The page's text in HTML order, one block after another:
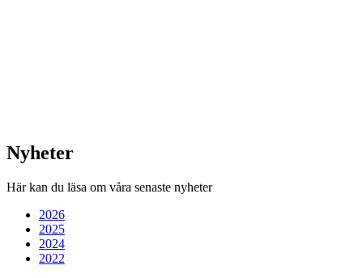
Nyheter
Här kan du läsa om våra senaste nyheter
2026
2025
2024
2022